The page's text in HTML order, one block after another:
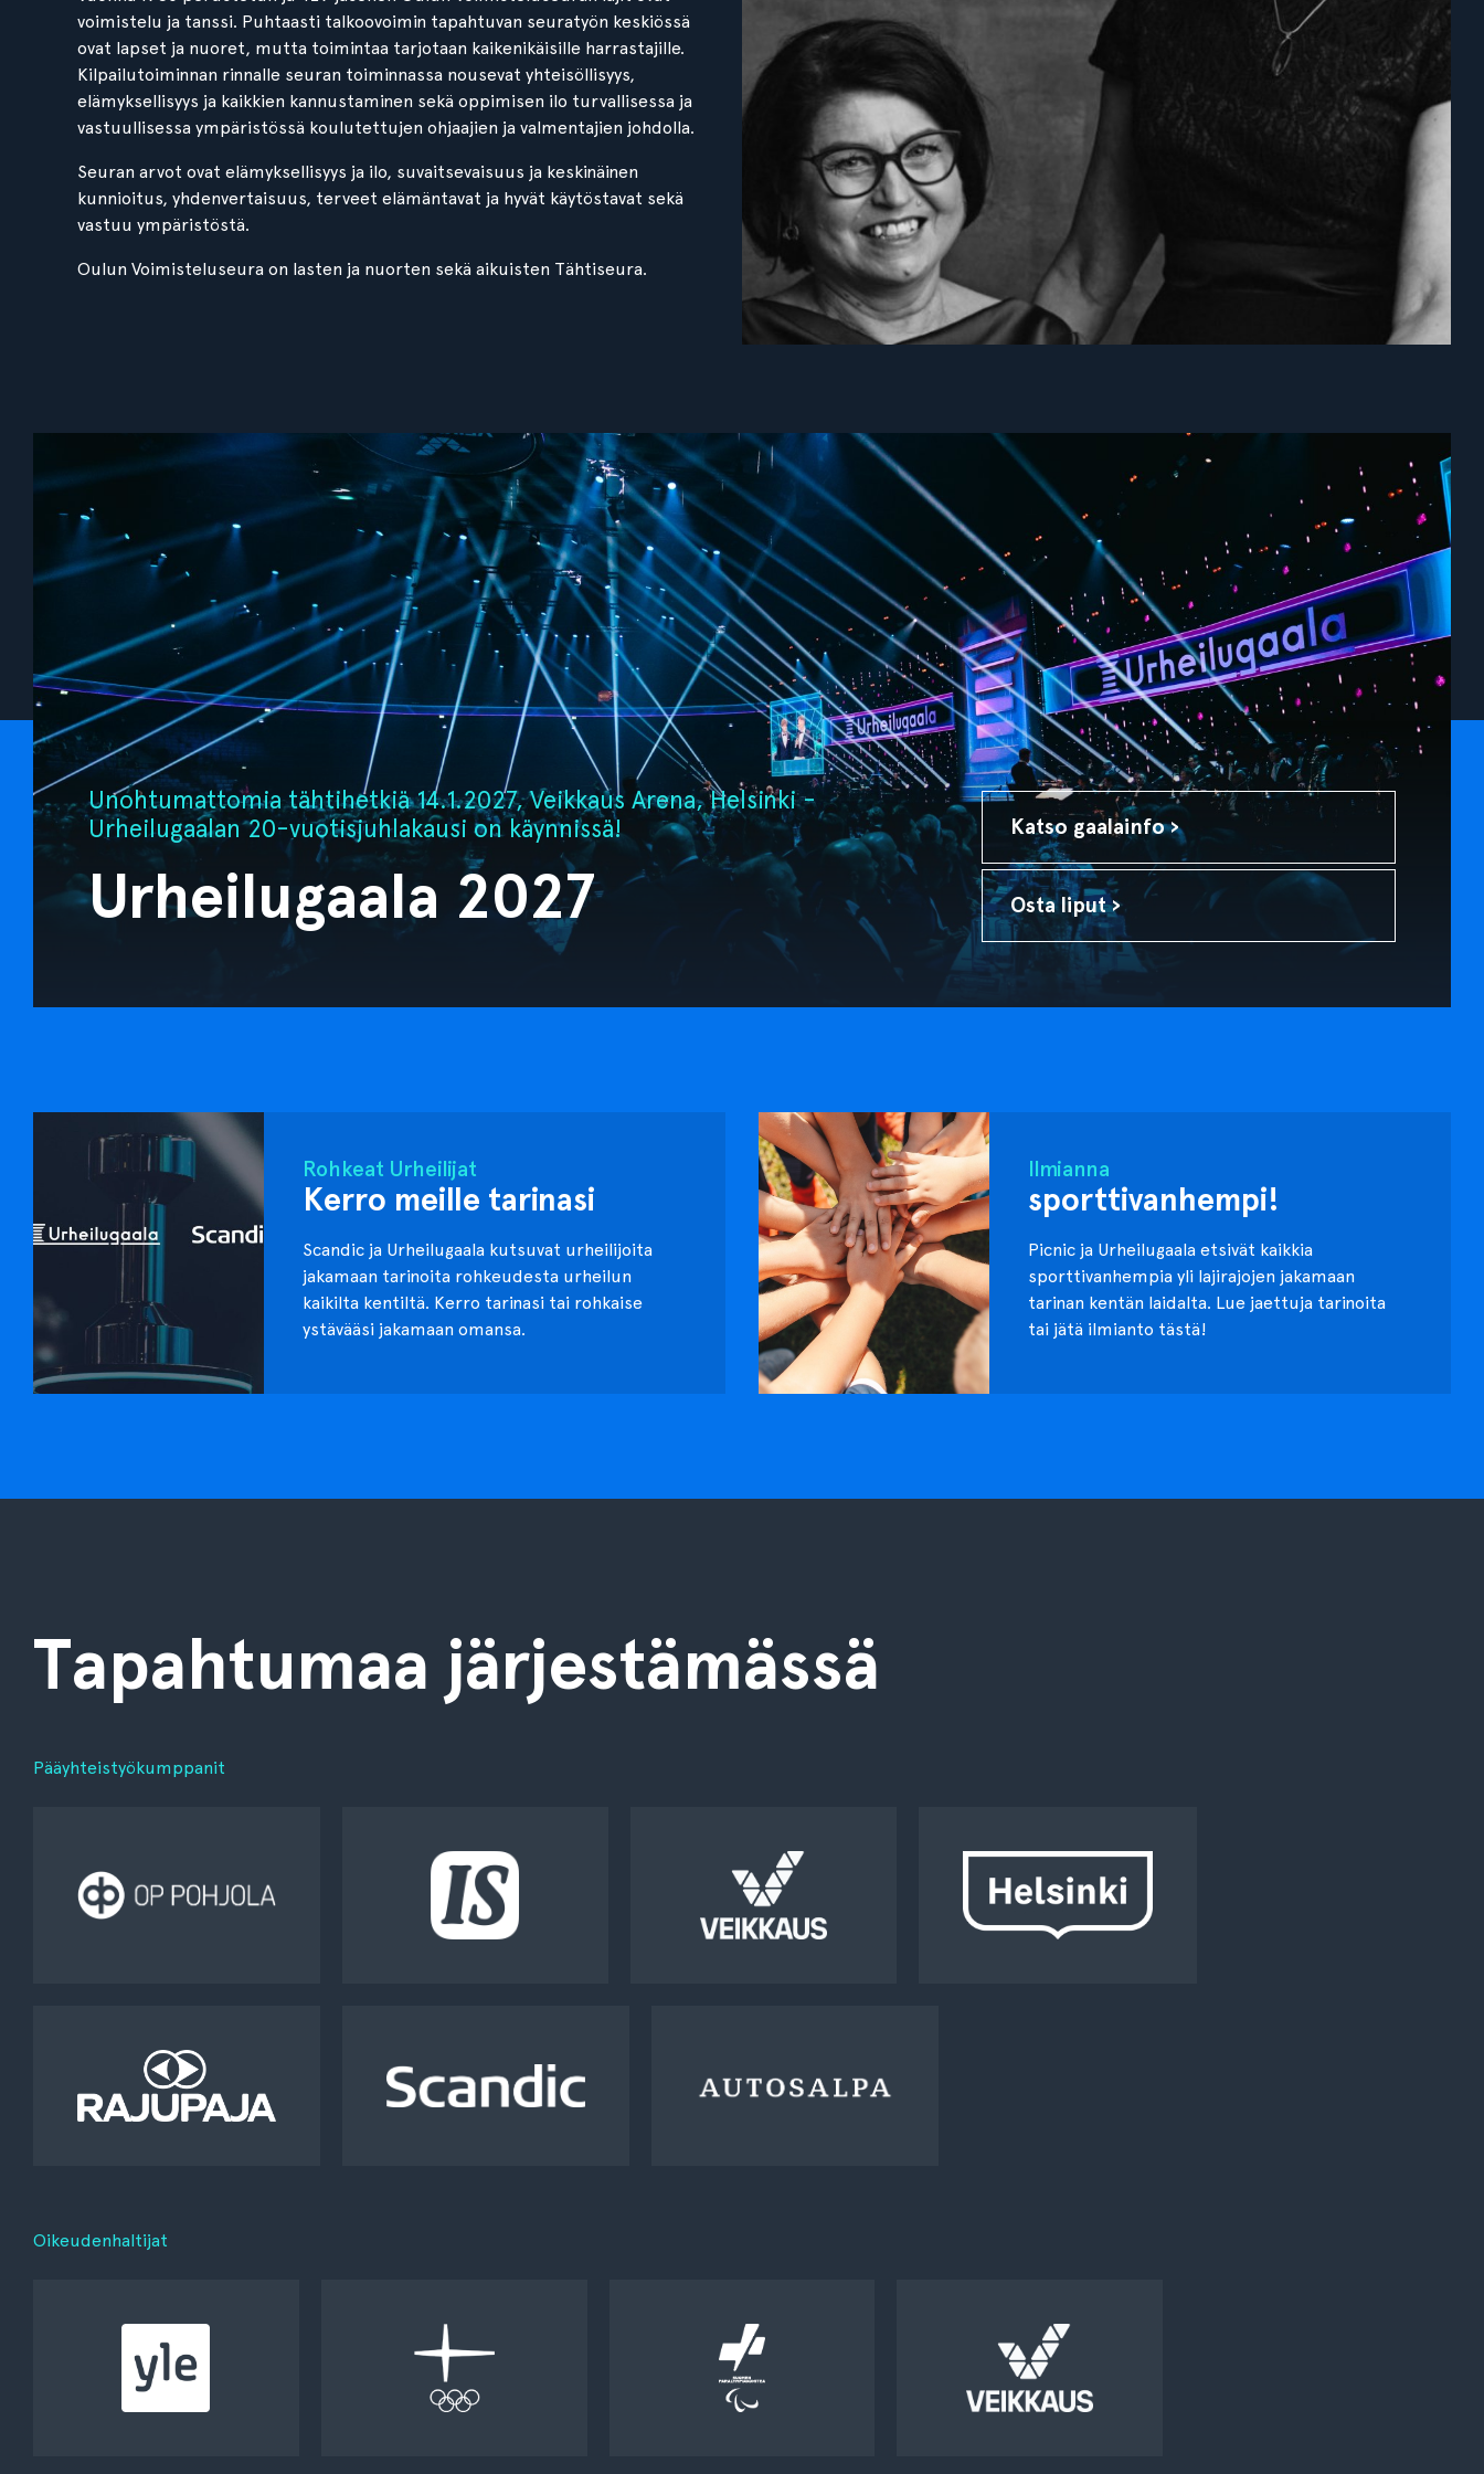
voimistelu ja tanssi. Puhtaasti talkoovoimin tapahtuvan seuratyön keskiössä
ovat lapset ja nuoret, mutta toimintaa tarjotaan kaikenikäisille harrastajille.
Kilpailutoiminnan rinnalle seuran toiminnassa nousevat yhteisöllisyys,
elämyksellisyys ja kaikkien kannustaminen sekä oppimisen ilo turvallisessa ja
vastuullisessa ympäristössä koulutettujen ohjaajien ja valmentajien johdolla.
Seuran arvot ovat elämyksellisyys ja ilo, suvaitsevaisuus ja keskinäinen
kunnioitus, yhdenvertaisuus, terveet elämäntavat ja hyvät käytöstavat sekä
vastuu ympäristöstä.
Oulun Voimisteluseura on lasten ja nuorten sekä aikuisten Tähtiseura.
Unohtumattomia tähtihetkiä 14.1.2027, Veikkaus Arena, Helsinki -
Urheilugaalan 20-vuotisjuhlakausi on käynnissä!
Urheilugaala 2027
Katso gaalainfo ›
Osta liput ›
Rohkeat Urheilijat
Kerro meille tarinasi
Scandic ja Urheilugaala kutsuvat urheilijoita
jakamaan tarinoita rohkeudesta urheilun
kaikilta kentiltä. Kerro tarinasi tai rohkaise
ystävääsi jakamaan omansa.
Ilmianna
sporttivanhempi!
Picnic ja Urheilugaala etsivät kaikkia
sporttivanhempia yli lajirajojen jakamaan
tarinan kentän laidalta. Lue jaettuja tarinoita
tai jätä ilmianto tästä!
Tapahtumaa järjestämässä
Pääyhteistyökumppanit
Oikeudenhaltijat